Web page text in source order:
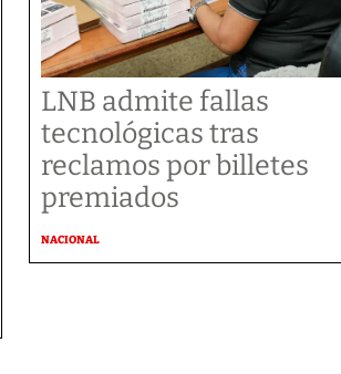
LNB admite fallas
tecnológicas tras
reclamos por billetes
premiados
NACIONAL